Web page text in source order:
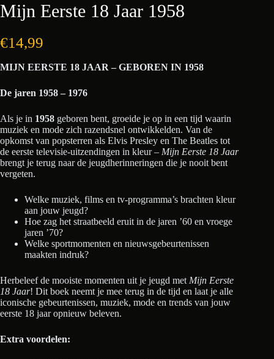
Mijn Eerste 18 Jaar 1958
€14,99
MIJN EERSTE 18 JAAR – GEBOREN IN 1958
De jaren 1958 – 1976
Als je in 1958 geboren bent, groeide je op in een tijd waarin
muziek en mode zich razendsnel ontwikkelden. Van de
opkomst van popsterren als Elvis Presley en The Beatles tot
de eerste televisie-uitzendingen in kleur – Mijn Eerste 18 Jaar
brengt je terug naar de jeugdherinneringen die je nooit bent
vergeten.
Welke muziek, films en tv-programma’s brachten kleur
aan jouw jeugd?
Hoe zag het straatbeeld eruit in de jaren ’60 en vroege
jaren ’70?
Welke sportmomenten en nieuwsgebeurtenissen
maakten indruk?
Herbeleef de mooiste momenten uit je jeugd met Mijn Eerste
18 Jaar! Dit boek neemt je mee terug in de tijd en laat je alle
iconische gebeurtenissen, muziek, mode en trends van jouw
eerste 18 jaar opnieuw beleven.
Extra voordelen: